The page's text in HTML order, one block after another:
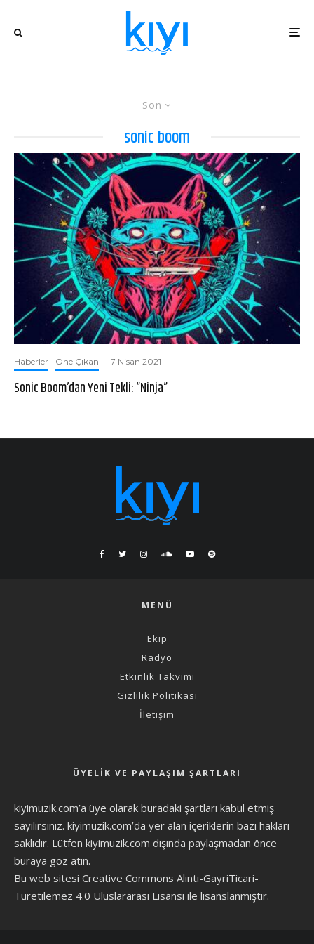
Son
sonic boom
Haberler Öne Çıkan · 7 Nisan 2021
Sonic Boom’dan Yeni Tekli: “Ninja”
MENÜ
Ekip
Radyo
Etkinlik Takvimi
Gizlilik Politikası
İletişim
ÜYELIK VE PAYLAŞIM ŞARTLARI
kiyimuzik.com’a üye olarak buradaki şartları kabul etmiş
sayılırsınız. kiyimuzik.com’da yer alan içeriklerin bazı hakları
saklıdır. Lütfen kiyimuzik.com dışında paylaşmadan önce
buraya göz atın.
Bu web sitesi Creative Commons Alıntı-GayriTicari-
Türetilemez 4.0 Uluslararası Lisansı ile lisanslanmıştır.